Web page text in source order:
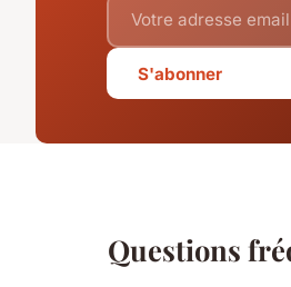
S'abonner
Questions